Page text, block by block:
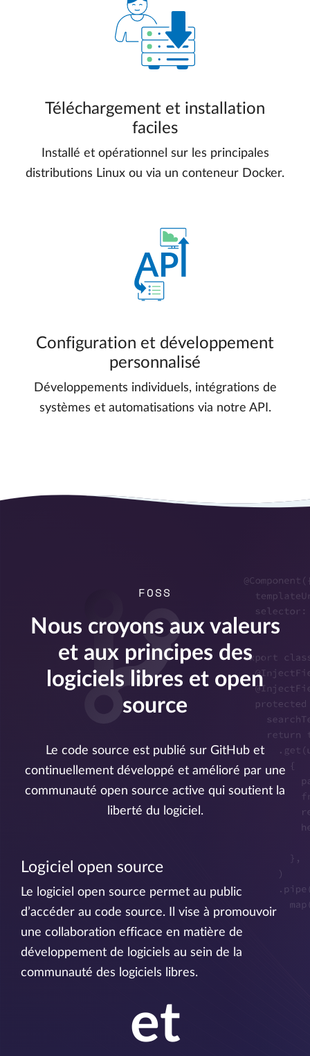
Téléchargement et installation
faciles
Installé et opérationnel sur les principales
distributions Linux ou via un conteneur Docker.
Configuration et développement
personnalisé
Développements individuels, intégrations de
systèmes et automatisations via notre API.
FOSS
Nous croyons aux valeurs
et aux principes des
logiciels libres et open
source
Le code source est publié sur GitHub et
continuellement développé et amélioré par une
communauté open source active qui soutient la
liberté du logiciel.
Logiciel open source
Le logiciel open source permet au public
d’accéder au code source. Il vise à promouvoir
une collaboration efficace en matière de
développement de logiciels au sein de la
communauté des logiciels libres.
et